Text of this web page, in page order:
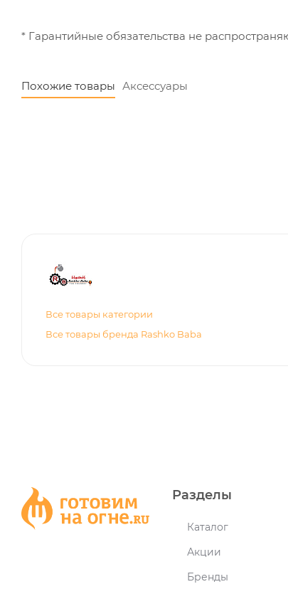
* Гарантийные обязательства не
Похожие товары Аксессуары
Все товары категории
Все товары бренда Rashko Baba
Разделы
Каталог
Акции
Бренды